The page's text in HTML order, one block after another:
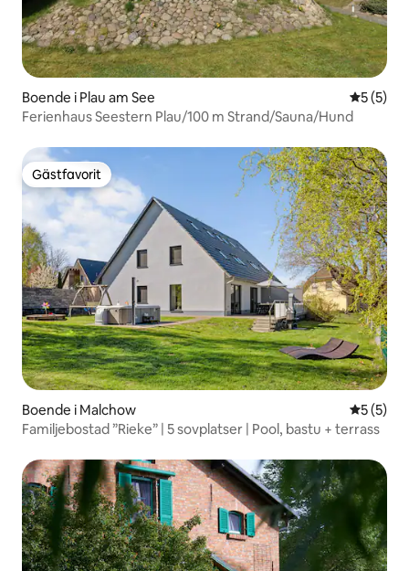
Boende i Plau am See 5 av 5 i
5 (5)
Ferienhaus Seestern Plau/100 m Strand/Sauna/Hund
Gästfavorit
Gästfavorit
Boende i Malchow 5 av 5 i
5 (5)
Familjebostad ”Rieke” | 5 sovplatser | Pool, bastu + terrass